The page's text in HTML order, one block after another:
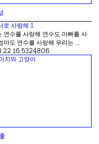
로 사랑해 1
연수를 사랑해 연수도 아빠를 사
마도 연수를 사랑해 우리는 ...
16:5324806